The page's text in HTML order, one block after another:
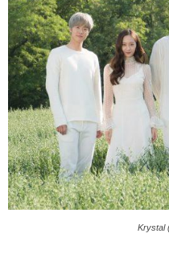
Krystal